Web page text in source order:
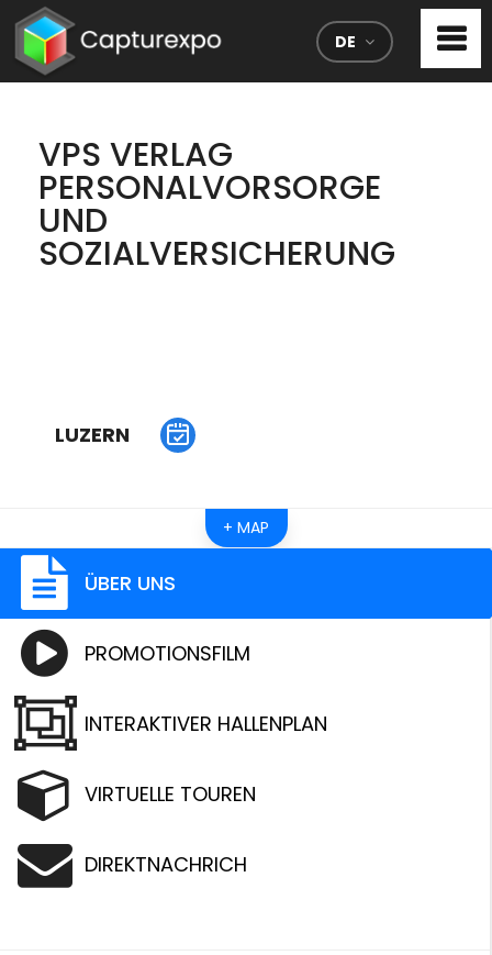
DE
VPS VERLAG
PERSONALVORSORGE
UND
SOZIALVERSICHERUNG
LUZERN
+ MAP
ÜBER UNS
PROMOTIONSFILM
INTERAKTIVER HALLENPLAN
VIRTUELLE TOUREN
DIREKTNACHRICH